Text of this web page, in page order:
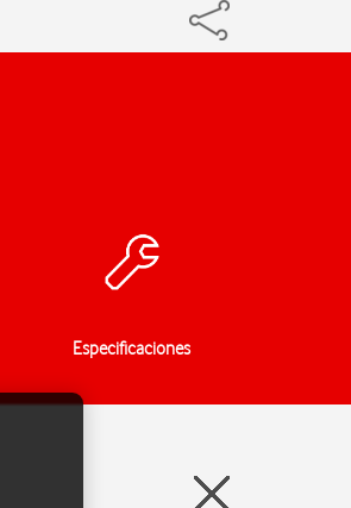
Especificaciones